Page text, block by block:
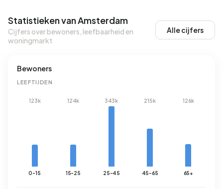
Statistieken van Amsterdam
Cijfers over bewoners, leefbaarheid en
woningmarkt
Alle cijfers
Bewoners
LEEFTIJDEN
123k
0-15
124k
15-25
343k
25-45
215k
45-65
126k
65+